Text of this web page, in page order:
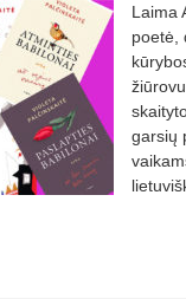
Laima
poetė,
garsių